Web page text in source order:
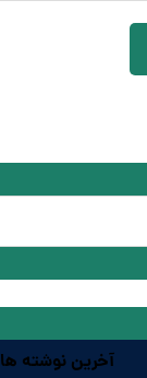
آخرین نوشته ها